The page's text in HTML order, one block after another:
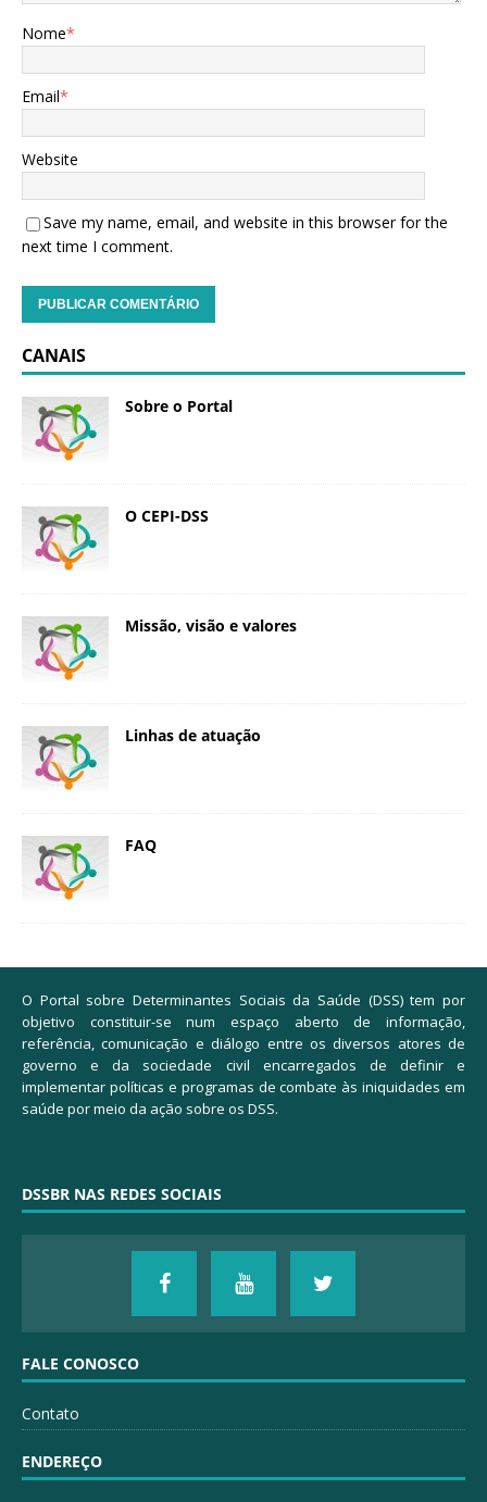
Nome*
Email*
Website
Save my name, email, and website in this browser for the
next time I comment.
CANAIS
Sobre o Portal
O CEPI-DSS
Missão, visão e valores
Linhas de atuação
FAQ
O Portal sobre Determinantes Sociais da Saúde (DSS) tem por
objetivo constituir-se num espaço aberto de informação,
referência, comunicação e diálogo entre os diversos atores de
governo e da sociedade civil encarregados de definir e
implementar políticas e programas de combate às iniquidades em
saúde por meio da ação sobre os DSS.
DSSBR NAS REDES SOCIAIS
FALE CONOSCO
Contato
ENDEREÇO